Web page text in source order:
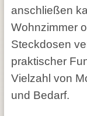
anschließen
Wohnzimmer
Steckdosen
praktischer
Vielzahl von
und Bedarf.